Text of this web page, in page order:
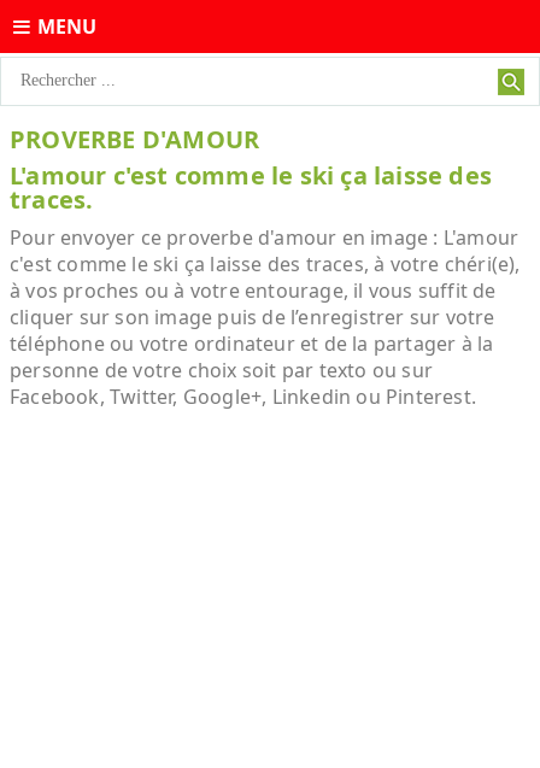
MENU
PROVERBE D'AMOUR
L'amour c'est comme le ski ça laisse des
traces.
Pour envoyer ce proverbe d'amour en image : L'amour
c'est comme le ski ça laisse des traces, à votre chéri(e),
à vos proches ou à votre entourage, il vous suffit de
cliquer sur son image puis de l’enregistrer sur votre
téléphone ou votre ordinateur et de la partager à la
personne de votre choix soit par texto ou sur
Facebook, Twitter, Google+, Linkedin ou Pinterest.